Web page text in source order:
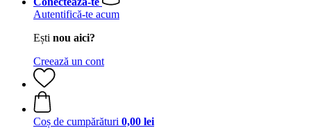
Autentifică-te acum
Ești nou aici?
Creează un cont
Coș de cumpărături 0,00 lei